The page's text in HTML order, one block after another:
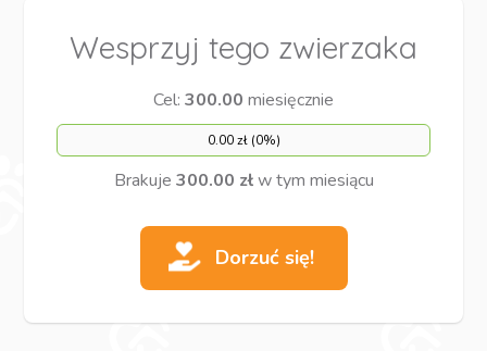
Wesprzyj tego zwierzaka
Cel: 300.00 miesięcznie
0.00 zł (0%)
Brakuje 300.00 złw tym miesiącu
Dorzuć się!